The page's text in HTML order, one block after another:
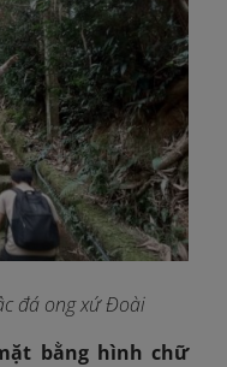
đá ong xứ Đoài
bằng hình chữ